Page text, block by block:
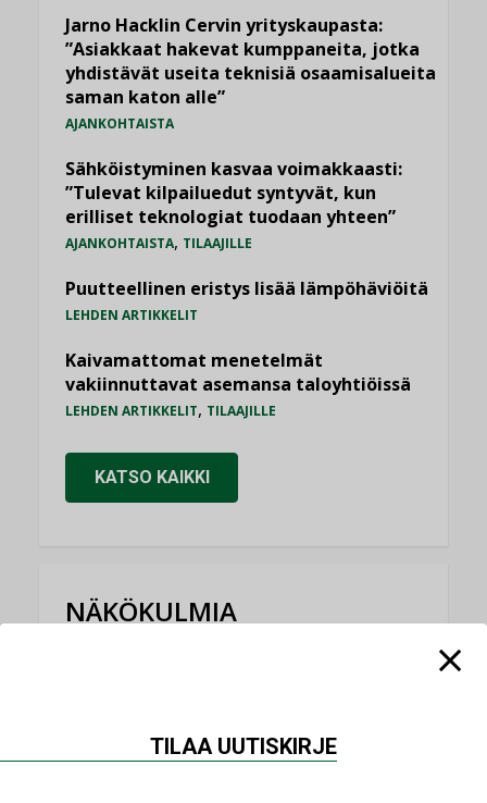
Jarno Hacklin Cervin yrityskaupasta:
”Asiakkaat hakevat kumppaneita, jotka
yhdistävät useita teknisiä osaamisalueita
saman katon alle”
AJANKOHTAISTA
Sähköistyminen kasvaa voimakkaasti:
”Tulevat kilpailuedut syntyvät, kun
erilliset teknologiat tuodaan yhteen”
AJANKOHTAISTA, TILAAJILLE
Puutteellinen eristys lisää lämpöhäviöitä
LEHDEN ARTIKKELIT
Kaivamattomat menetelmät
vakiinnuttavat asemansa taloyhtiöissä
LEHDEN ARTIKKELIT, TILAAJILLE
KATSO KAIKKI
NÄKÖKULMIA
Sähköistäminen säästää euroja
TILAA UUTISKIRJE